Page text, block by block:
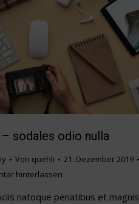
sodales odio nulla
Von quehli
21. Dezember 2019
hinterlassen
natoque penatibus et